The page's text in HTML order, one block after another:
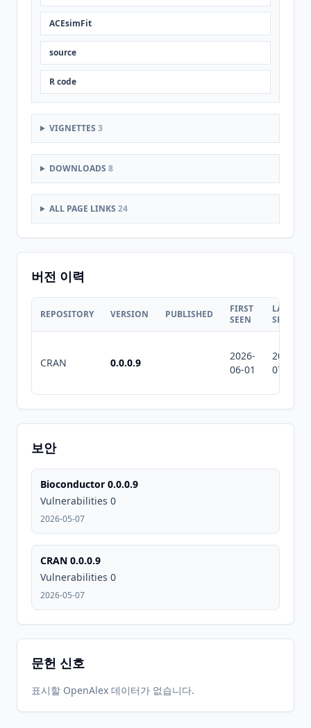
ACEsimFit
source
R code
VIGNETTES 3
DOWNLOADS 8
ALL PAGE LINKS 24
버전 이력
REPOSITORY VERSION PUBLISHED
FIRST
SEEN
LAST
SEEN
CRAN 0.0.0.9
2026-
06-01
2026-
07-10
보안
Bioconductor 0.0.0.9
Vulnerabilities 0
2026-05-07
CRAN 0.0.0.9
Vulnerabilities 0
2026-05-07
문헌 신호
표시할 OpenAlex 데이터가 없습니다.